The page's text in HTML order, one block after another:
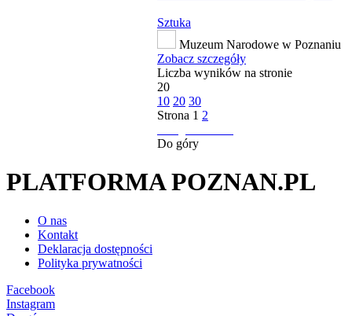
Sztuka
Muzeum Narodowe w Poznaniu
Zobacz szczegóły
Liczba wyników na stronie
20
10 20 30
Strona 1 2
Do góry
PLATFORMA POZNAN.PL
O nas
Kontakt
Deklaracja dostępności
Polityka prywatności
Facebook
Instagram